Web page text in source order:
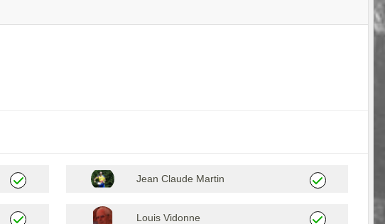
Jean Claude Martin
Louis Vidonne